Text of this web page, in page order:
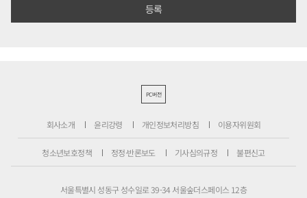
PC버전
회사소개 윤리강령 개인정보처리방침 이용자위원회
청소년보호정책 정정·반론보도 기사심의규정 불편신고
서울특별시 성동구 성수일로 39-34 서울숲더스페이스 12층